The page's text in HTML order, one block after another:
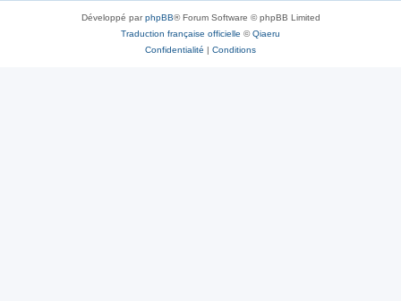
Développé parphpBB® Forum Software © phpBB Limited
Traduction française officielle ©Qiaeru
Confidentialité | Conditions